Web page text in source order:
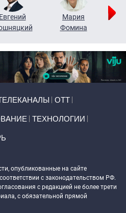
Евгений
Мария
Фомина
ОТТ
ТЕХНОЛОГИИ
опубликованные на сайте
с законодательством РФ.
с редакцией не более трети
с обязательной прямой